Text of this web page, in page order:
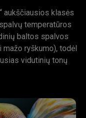
aukščiausios klasės
temperatūros
baltos spalvos
ryškumo), todėl
vidutinių tonų